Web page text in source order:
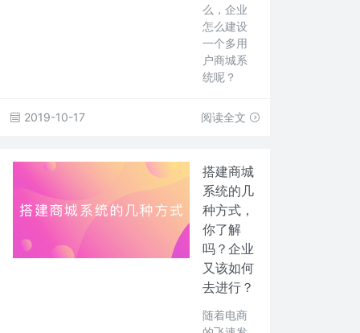
么，企业
怎么建设
一个多用
户商城系
统呢？
2019-10-17 阅读全文
搭建商城
系统的几
种方式，
你了解
吗？企业
又该如何
去进行？
随着电商